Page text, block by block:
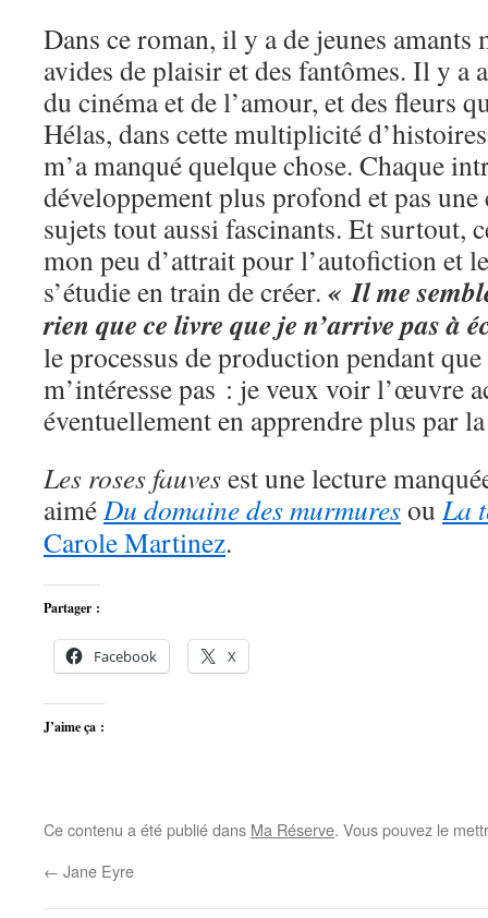
Dans ce roman, il y a de jeunes amants
avides de plaisir et des fantômes. Il y a
du cinéma et de l’amour, et des fleurs
Hélas, dans cette multiplicité
m’a manqué quelque chose. Chaque
développement plus profond et pas
sujets tout aussi fascinants. Et surtout,
mon peu d’attrait pour l’autofiction et
s’étudie en train de créer. « Il me
rien que ce livre que je n’arrive pas à
le processus de production pendant
m’intéresse pas : je veux voir l’œuvre
éventuellement en apprendre plus par
Les roses fauvesest une lecture
aiméDu domaine des murmuresouLa
Carole Martinez.
Partager :
Facebook X
J’aime ça :
Ce contenu a été publié dans Ma Réserve. Vous pouvez le
← Jane Eyre